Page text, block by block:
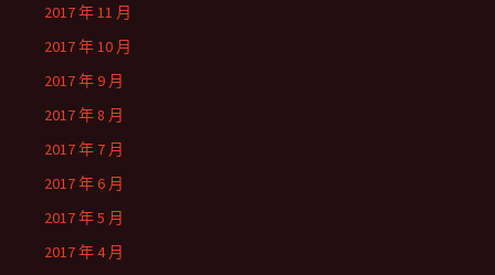
2017 年 11 月
2017 年 10 月
2017 年 9 月
2017 年 8 月
2017 年 7 月
2017 年 6 月
2017 年 5 月
2017 年 4 月